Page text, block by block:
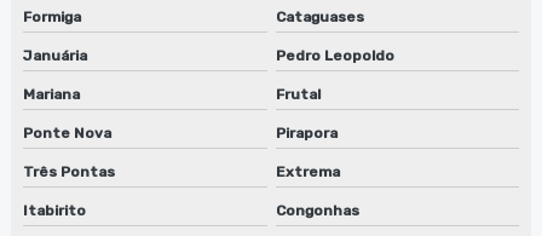
Manutenção de lavadora de anilox em são paulo
Manutenção de lavadora de anilox em sp
Manutenção de lavadora de cilindros em jundiaí
Manutenção de lavadora de cilindros em sp
Formiga Cataguases
Januária Pedro Leopoldo
Mariana Frutal
Ponte Nova Pirapora
Três Pontas Extrema
Itabirito Congonhas